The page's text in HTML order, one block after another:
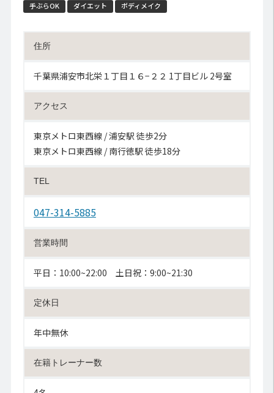
手ぶらOK
ダイエット ボディメイク
住所
千葉県浦安市北栄１丁目１６−２２ 1丁目ビル 2号室
アクセス
東京メトロ東西線 / 浦安駅 徒歩2分
東京メトロ東西線 / 南行徳駅 徒歩18分
TEL
047-314-5885
営業時間
平日：10:00~22:00 土日祝：9:00~21:30
定休日
年中無休
在籍トレーナー数